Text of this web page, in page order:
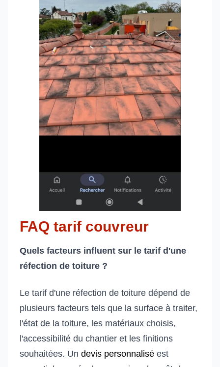
FAQ tarif couvreur
Quels facteurs influent sur le tarif d'une
réfection de toiture ?
Le tarif d'une réfection de toiture dépend de
plusieurs facteurs tels que la surface à traiter,
l'état de la toiture, les matériaux choisis,
l'accessibilité du chantier et les finitions
souhaitées. Un devis personnalisé est